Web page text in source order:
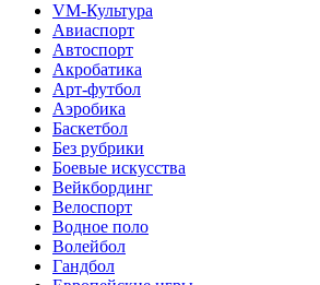
VM-Культура
Авиаспорт
Автоспорт
Акробатика
Арт-футбол
Аэробика
Баскетбол
Без рубрики
Боевые искусства
Вейкбординг
Велоспорт
Водное поло
Волейбол
Гандбол